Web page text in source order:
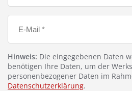
Hinweis: Die eingegebenen Daten
benötigen Ihre Daten, um der
personenbezogener Daten im
Datenschutzerklärung.